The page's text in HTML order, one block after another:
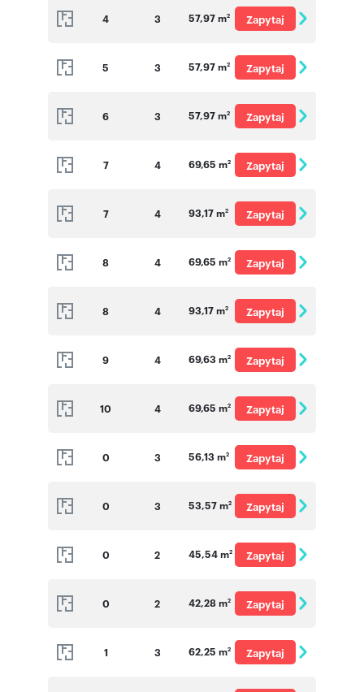
4 3 57,97 m2
Zapytaj
5 3 57,97 m2
Zapytaj
6 3 57,97 m2
Zapytaj
7 4 69,65 m2
Zapytaj
7 4 93,17 m2
Zapytaj
8 4 69,65 m2
Zapytaj
8 4 93,17 m2
Zapytaj
9 4 69,63 m2
Zapytaj
10 4 69,65 m2
Zapytaj
0 3 56,13 m2
Zapytaj
0 3 53,57 m2
Zapytaj
0 2 45,54 m2
Zapytaj
0 2 42,28 m2
Zapytaj
1 3 62,25 m2
Zapytaj